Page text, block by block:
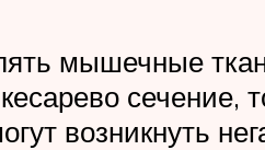
мышечные
сечение,
возникнуть